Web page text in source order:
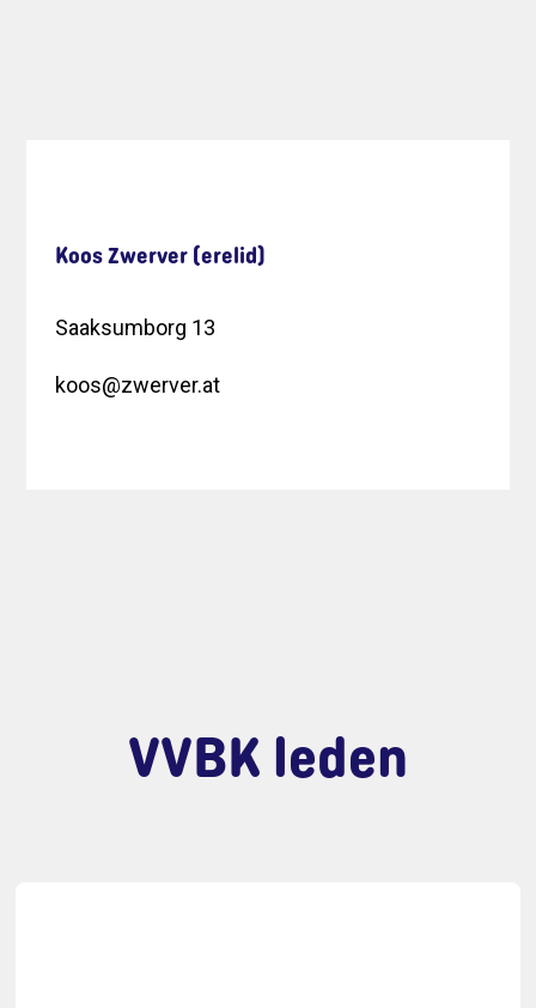
Koos Zwerver (erelid)
Saaksumborg 13
koos@zwerver.at
VVBK leden